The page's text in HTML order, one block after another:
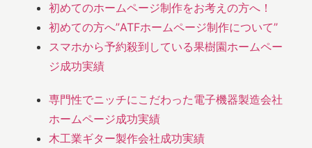
初めてのホームページ制作をお考えの方へ！
初めての方へ”ATFホームページ制作について”
スマホから予約殺到している果樹園ホームペー
ジ成功実績
専門性でニッチにこだわった電子機器製造会社
ホームページ成功実績
木工業ギター製作会社成功実績